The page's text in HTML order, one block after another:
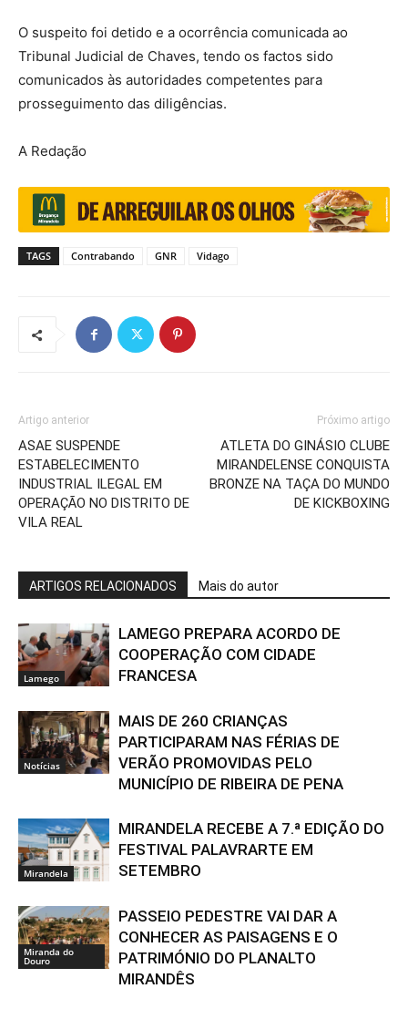
O suspeito foi detido e a ocorrência comunicada ao
Tribunal Judicial de Chaves, tendo os factos sido
comunicados às autoridades competentes para
prosseguimento das diligências.
A Redação
TAGS Contrabando GNR Vidago
Artigo anterior
ASAE SUSPENDE
ESTABELECIMENTO
INDUSTRIAL ILEGAL EM
OPERAÇÃO NO DISTRITO DE
VILA REAL
Próximo artigo
ATLETA DO GINÁSIO CLUBE
MIRANDELENSE CONQUISTA
BRONZE NA TAÇA DO MUNDO
DE KICKBOXING
ARTIGOS RELACIONADOS Mais do autor
Lamego
LAMEGO PREPARA ACORDO DE
COOPERAÇÃO COM CIDADE
FRANCESA
Notícias
MAIS DE 260 CRIANÇAS
PARTICIPARAM NAS FÉRIAS DE
VERÃO PROMOVIDAS PELO
MUNICÍPIO DE RIBEIRA DE PENA
Mirandela
MIRANDELA RECEBE A 7.ª EDIÇÃO DO
FESTIVAL PALAVRARTE EM
SETEMBRO
Miranda do
Douro
PASSEIO PEDESTRE VAI DAR A
CONHECER AS PAISAGENS E O
PATRIMÓNIO DO PLANALTO
MIRANDÊS